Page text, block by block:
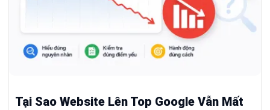
Tại Sao Website Lên Top Google Vẫn Mất